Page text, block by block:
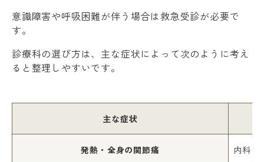
意識障害や呼吸困難が伴う場合は救急受診が必要で
す。
診療科の選び方は、主な症状によって次のように考え
ると整理しやすいです。
主な症状
発熱・全身の関節痛 内科・